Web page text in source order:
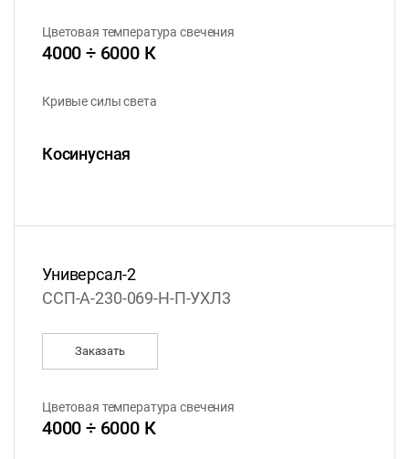
Цветовая температура свечения
4000 ÷ 6000 К
Кривые силы света
Косинусная
Универсал-2
ССП-А-230-069-Н-П-УХЛ3
Заказать
Цветовая температура свечения
4000 ÷ 6000 К